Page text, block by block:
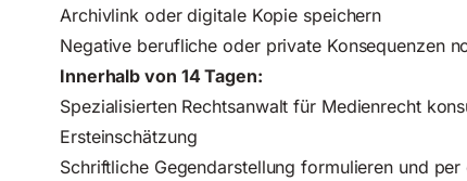
Archivlink oder digitale Kopie speichern
Negative berufliche oder private Konsequenzen
Innerhalb von 14 Tagen:
Spezialisierten Rechtsanwalt für Medienrecht
Ersteinschätzung
Schriftliche Gegendarstellung formulieren und